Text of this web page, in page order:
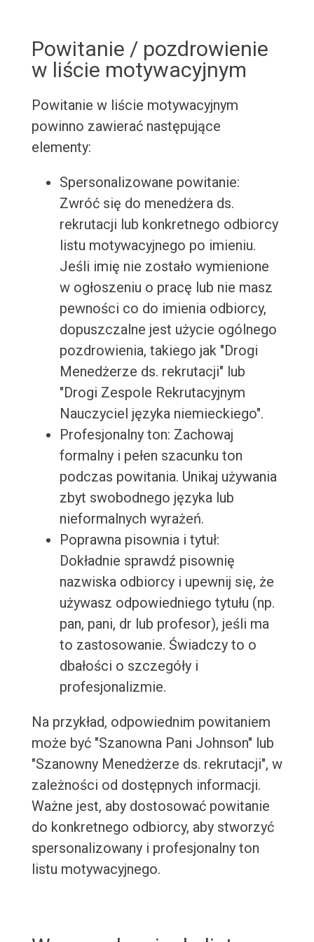
Powitanie / pozdrowienie
w liście motywacyjnym
Powitanie w liście motywacyjnym
powinno zawierać następujące
elementy:
Spersonalizowane powitanie:
Zwróć się do menedżera ds.
rekrutacji lub konkretnego odbiorcy
listu motywacyjnego po imieniu.
Jeśli imię nie zostało wymienione
w ogłoszeniu o pracę lub nie masz
pewności co do imienia odbiorcy,
dopuszczalne jest użycie ogólnego
pozdrowienia, takiego jak "Drogi
Menedżerze ds. rekrutacji" lub
"Drogi Zespole Rekrutacyjnym
Nauczyciel języka niemieckiego".
Profesjonalny ton: Zachowaj
formalny i pełen szacunku ton
podczas powitania. Unikaj używania
zbyt swobodnego języka lub
nieformalnych wyrażeń.
Poprawna pisownia i tytuł:
Dokładnie sprawdź pisownię
nazwiska odbiorcy i upewnij się, że
używasz odpowiedniego tytułu (np.
pan, pani, dr lub profesor), jeśli ma
to zastosowanie. Świadczy to o
dbałości o szczegóły i
profesjonalizmie.
Na przykład, odpowiednim powitaniem
może być "Szanowna Pani Johnson" lub
"Szanowny Menedżerze ds. rekrutacji", w
zależności od dostępnych informacji.
Ważne jest, aby dostosować powitanie
do konkretnego odbiorcy, aby stworzyć
spersonalizowany i profesjonalny ton
listu motywacyjnego.